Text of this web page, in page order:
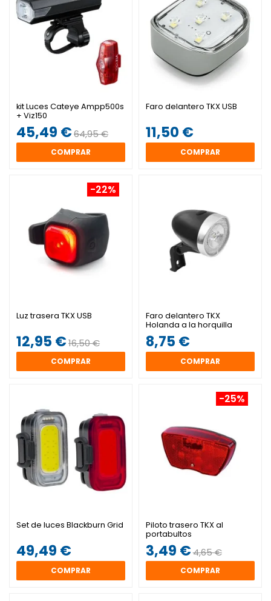
kit Luces Cateye Ampp500s
+ Viz150
45,49 €64,95 €
COMPRAR
Faro delantero TKX USB
11,50 €
COMPRAR
-22%
Luz trasera TKX USB
12,95 €16,50 €
COMPRAR
Faro delantero TKX
Holanda a la horquilla
8,75 €
COMPRAR
Set de luces Blackburn Grid
49,49 €
COMPRAR
-25%
Piloto trasero TKX al
portabultos
3,49 €4,65 €
COMPRAR